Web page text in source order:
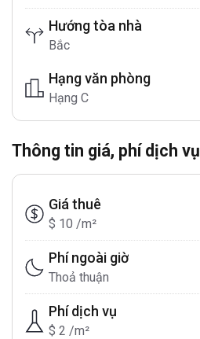
Hướng tòa nhà
Bắc
Hạng văn phòng
Hạng C
Thông tin giá, phí dịch vụ
Giá thuê
$ 10 /m²
Phí ngoài giờ
Thoả thuận
Phí dịch vụ
$ 2 /m²